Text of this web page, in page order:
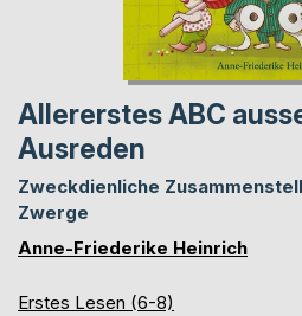
Allererstes ABC
Ausreden
Zweckdienliche
Zwerge
Anne-Friederike Heinrich
Erstes Lesen (6-8)